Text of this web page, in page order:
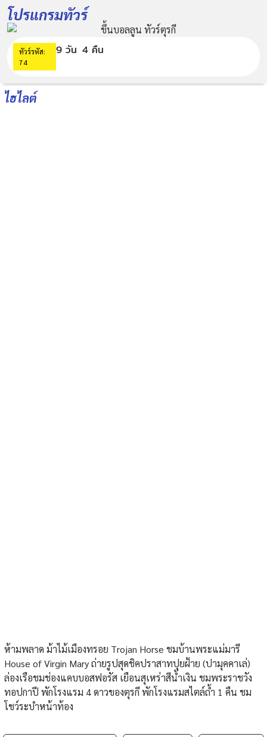
โปรแกรมทัวร์
ทัวร์รหัส:
74
9 วัน 4 คืน
ไฮไลต์
ห้ามพลาด ม้าไม้เมืองทรอย Trojan Horse ชมบ้านพระแม่มารี
House of Virgin Mary ถ่ายรูปสุดชิคปราสาทปุยฝ้าย (ปามุคคาเล่)
ล่องเรือชมช่องแคบบอสฟอรัส เยือนสุเหร่าสีน้ำเงิน ชมพระราชวัง
ทอปกาปี พักโรงแรม 4 ดาวของตุรกี พักโรงแรมสไตล์ถ้ำ 1 คืน ชม
โชว์ระบำหน้าท้อง